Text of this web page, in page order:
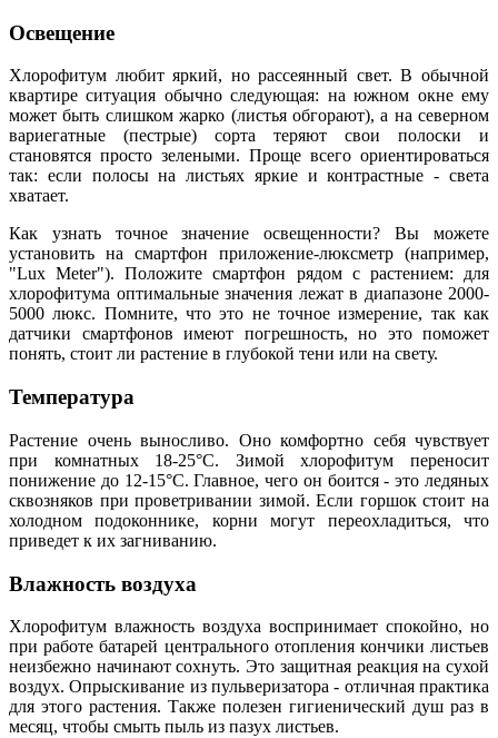
Освещение
Хлорофитум любит яркий, но рассеянный свет. В обычной
квартире ситуация обычно следующая: на южном окне ему
может быть слишком жарко (листья обгорают), а на северном
вариегатные (пестрые) сорта теряют свои полоски и
становятся просто зелеными. Проще всего ориентироваться
так: если полосы на листьях яркие и контрастные - света
хватает.
Как узнать точное значение освещенности? Вы можете
установить на смартфон приложение-люксметр (например,
"Lux Meter"). Положите смартфон рядом с растением: для
хлорофитума оптимальные значения лежат в диапазоне 2000-
5000 люкс. Помните, что это не точное измерение, так как
датчики смартфонов имеют погрешность, но это поможет
понять, стоит ли растение в глубокой тени или на свету.
Температура
Растение очень выносливо. Оно комфортно себя чувствует
при комнатных 18-25°C. Зимой хлорофитум переносит
понижение до 12-15°C. Главное, чего он боится - это ледяных
сквозняков при проветривании зимой. Если горшок стоит на
холодном подоконнике, корни могут переохладиться, что
приведет к их загниванию.
Влажность воздуха
Хлорофитум влажность воздуха воспринимает спокойно, но
при работе батарей центрального отопления кончики листьев
неизбежно начинают сохнуть. Это защитная реакция на сухой
воздух. Опрыскивание из пульверизатора - отличная практика
для этого растения. Также полезен гигиенический душ раз в
месяц, чтобы смыть пыль из пазух листьев.